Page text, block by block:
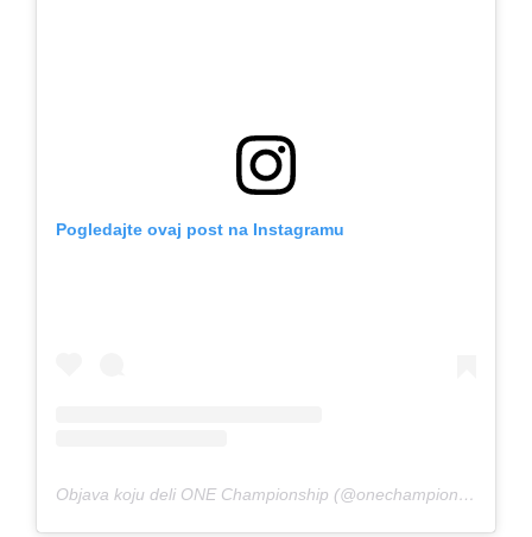
Pogledajte ovaj post na Instagramu
Objava koju deli ONE Championship (@onechampionship)